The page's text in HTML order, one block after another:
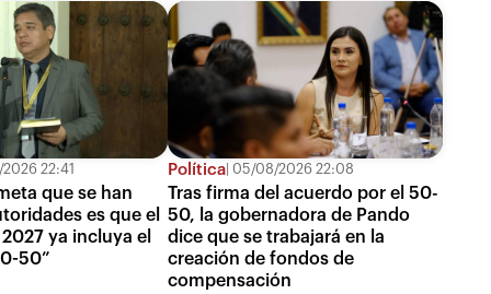
22:41
que se han
es que el
ya incluya el
50”
Política 05/08/2026 22:08
Tras firma del acuerdo por el 50-
50, la gobernadora de Pando
dice que se trabajará en la
creación de fondos de
compensación